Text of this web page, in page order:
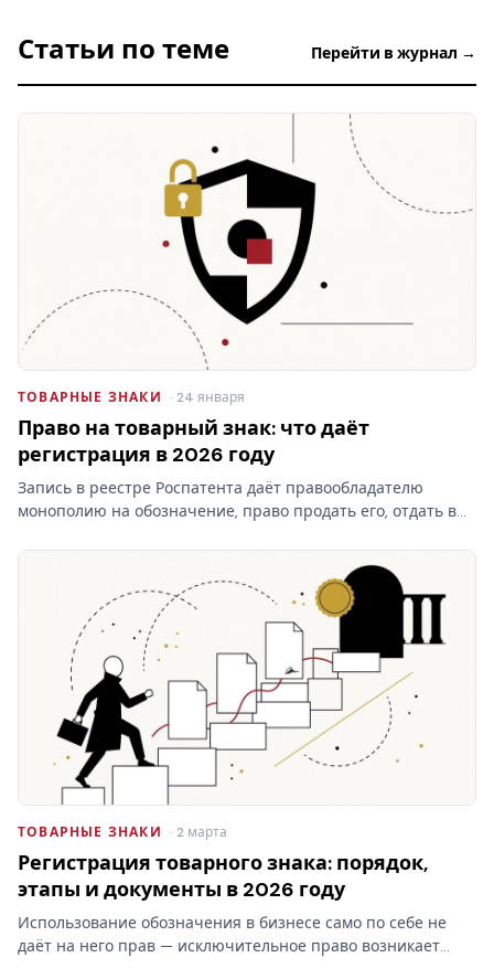
Статьи по теме Перейти в журнал →
ТОВАРНЫЕ ЗНАКИ · 24 января
Право на товарный знак: что даёт
регистрация в 2026 году
Запись в реестре Роспатента даёт правообладателю
монополию на обозначение, право продать его, отдать в
что на практике даёт право на товарный знак, где
ТОВАРНЫЕ ЗНАКИ · 2 марта
Регистрация товарного знака: порядок,
этапы и документы в 2026 году
Использование обозначения в бизнесе само по себе не
даёт на него прав — исключительное право возникает